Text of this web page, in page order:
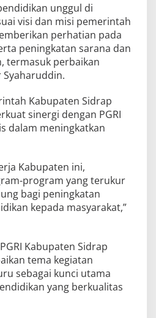
unggul di
visi dan misi pemerintah
perhatian pada
peningkatan sarana dan
termasuk perbaikan
Syaharuddin.
Kabupaten Sidrap
sinergi dengan PGRI
dalam meningkatkan
Kabupaten ini,
program yang terukur
bagi peningkatan
kepada masyarakat,”
Kabupaten Sidrap
tema kegiatan
sebagai kunci utama
yang berkualitas